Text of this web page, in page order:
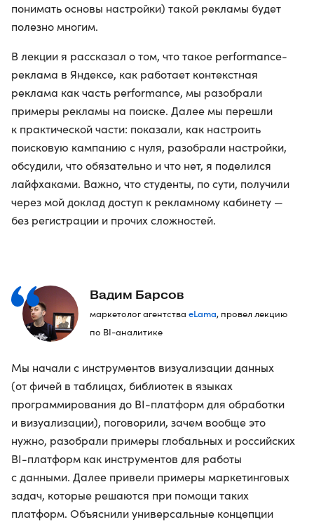
понимать основы настройки) такой рекламы будет
полезно многим.
В лекции я рассказал о том, что такое performance-
реклама в Яндексе, как работает контекстная
реклама как часть performance, мы разобрали
примеры рекламы на поиске. Далее мы перешли
к практической части: показали, как настроить
поисковую кампанию с нуля, разобрали настройки,
обсудили, что обязательно и что нет, я поделился
лайфхаками. Важно, что студенты, по сути, получили
через мой доклад доступ к рекламному кабинету —
без регистрации и прочих сложностей.
Вадим Барсов
маркетолог агентства eLama, провел лекцию
по BI-аналитике
Мы начали с инструментов визуализации данных
(от фичей в таблицах, библиотек в языках
программирования до BI-платформ для обработки
и визуализации), поговорили, зачем вообще это
нужно, разобрали примеры глобальных и российских
BI-платформ как инструментов для работы
с данными. Далее привели примеры маркетинговых
задач, которые решаются при помощи таких
платформ. Объяснили универсальные концепции